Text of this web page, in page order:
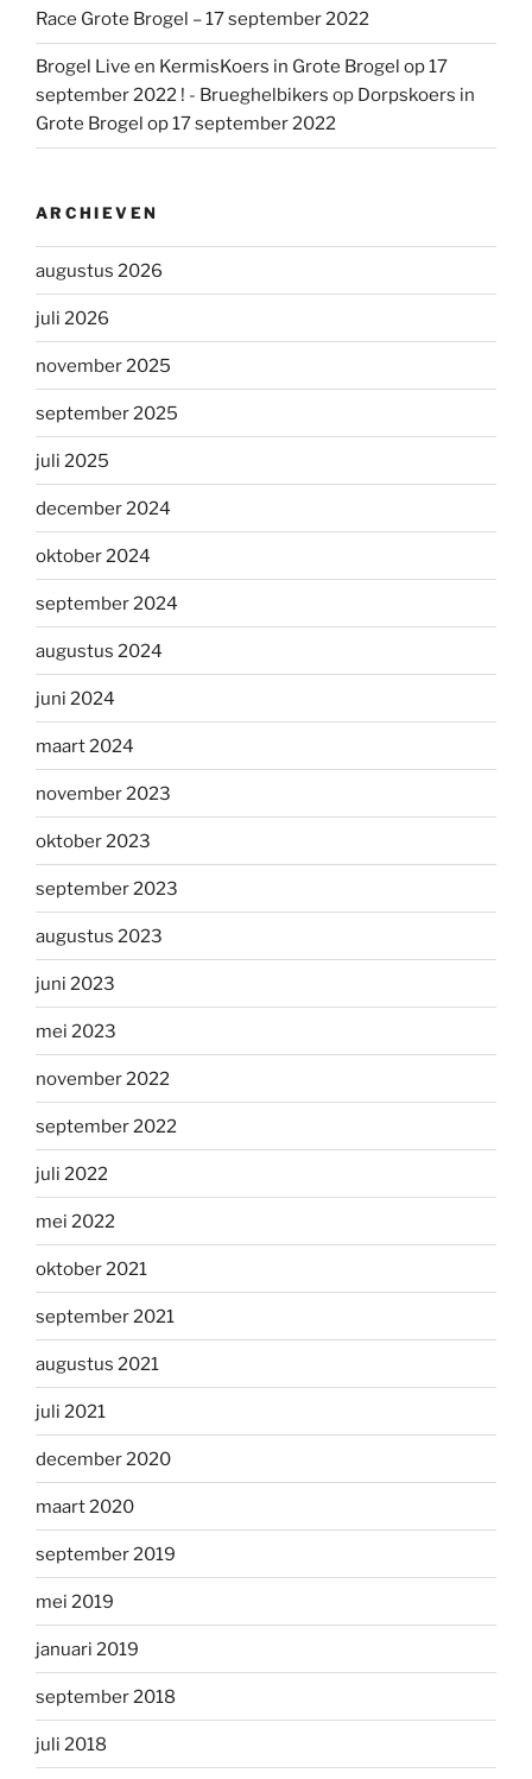
Race Grote Brogel – 17 september 2022
Brogel Live en KermisKoers in Grote Brogel op 17
september 2022 ! - Brueghelbikers op Dorpskoers in
Grote Brogel op 17 september 2022
ARCHIEVEN
augustus 2026
juli 2026
november 2025
september 2025
juli 2025
december 2024
oktober 2024
september 2024
augustus 2024
juni 2024
maart 2024
november 2023
oktober 2023
september 2023
augustus 2023
juni 2023
mei 2023
november 2022
september 2022
juli 2022
mei 2022
oktober 2021
september 2021
augustus 2021
juli 2021
december 2020
maart 2020
september 2019
mei 2019
januari 2019
september 2018
juli 2018